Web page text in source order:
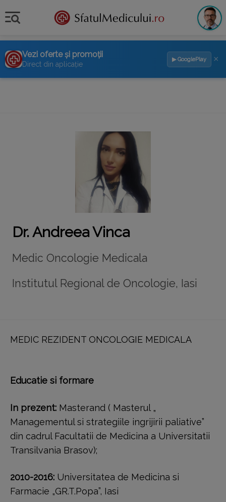
Vezi oferte și promoții
Direct din aplicație
▶ GooglePlay ×
Dr. Andreea Vinca
Medic Oncologie Medicala
Institutul Regional de Oncologie, Iasi
MEDIC REZIDENT ONCOLOGIE MEDICALA
Educatie si formare
In prezent:Masterand ( Masterul „
Managementul si strategiile ingrijirii paliative”
din cadrul Facultatii de Medicina a Universitatii
Transilvania Brasov);
2010-2016:Universitatea de Medicina si
Farmacie „GR.T.Popa”, Iasi